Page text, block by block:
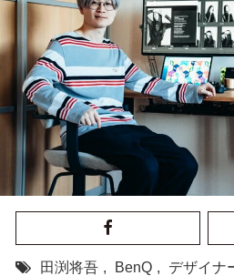
田渕将吾 , BenQ ,
デザイナ